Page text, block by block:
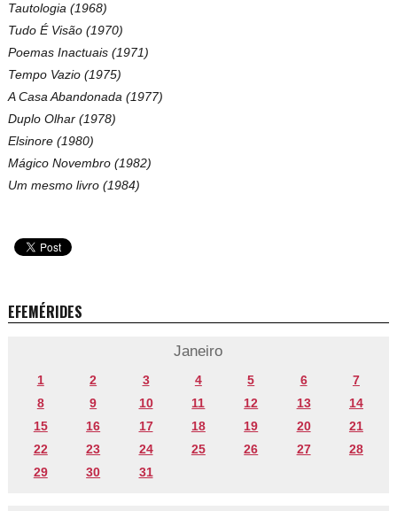
Tautologia (1968)
Tudo É Visão (1970)
Poemas Inactuais (1971)
Tempo Vazio (1975)
A Casa Abandonada (1977)
Duplo Olhar (1978)
Elsinore (1980)
Mágico Novembro (1982)
Um mesmo livro (1984)
EFEMÉRIDES
Janeiro
1 2 3 4 5 6
7
8
9 10 11 12 13
14
15
16 17 18 19 20
21
22
23 24 25 26 27
28
29
30 31